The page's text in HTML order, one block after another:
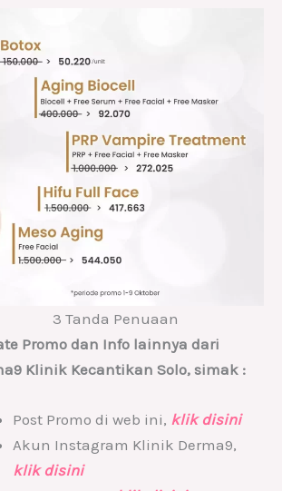
3 Tanda Penuaan
Promo dan Info lainnya dari
Klinik Kecantikan Solo, simak :
Post Promo di web ini, klik disini
Akun Instagram Klinik Derma9,
klik disini